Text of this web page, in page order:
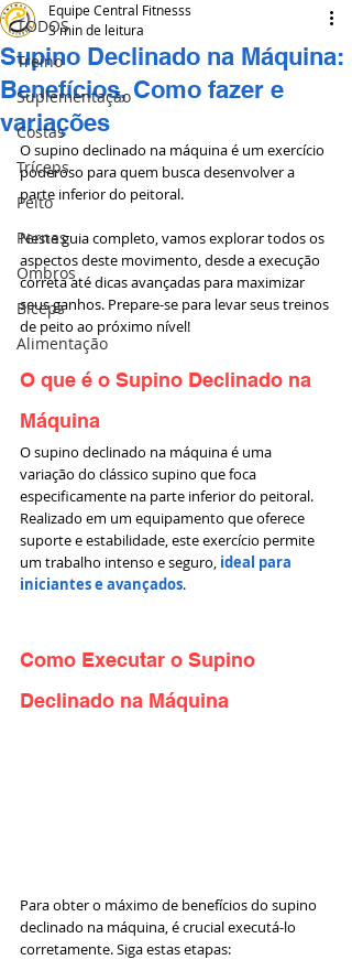
TODOS
Treino
Suplementação
Costas
Tríceps
Peito
Pernas
Ombros
Bíceps
Alimentação
Supino Declinado na Máquina:
Benefícios, Como fazer e
variações
Equipe Central Fitnesss
3 min de leitura
O supino declinado na máquina é um exercício
poderoso para quem busca desenvolver a
parte inferior do peitoral.
Neste guia completo, vamos explorar todos os
aspectos deste movimento, desde a execução
correta até dicas avançadas para maximizar
seus ganhos. Prepare-se para levar seus treinos
de peito ao próximo nível!
O que é o Supino Declinado na
Máquina
O supino declinado na máquina é uma
variação do clássico supino que foca
especificamente na parte inferior do peitoral.
Realizado em um equipamento que oferece
suporte e estabilidade, este exercício permite
um trabalho intenso e seguro, ideal para
iniciantes e avançados.
Como Executar o Supino
Declinado na Máquina
Para obter o máximo de benefícios do supino
declinado na máquina, é crucial executá-lo
corretamente. Siga estas etapas: